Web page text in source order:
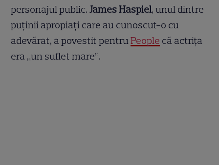
personajul public.James Haspiel, unul dintre
puținii apropiați care au cunoscut-o cu
adevărat, a povestit pentruPeople că actrița
era „un suflet mare”.